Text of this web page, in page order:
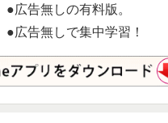
●広告無しの有料版。
●広告無しで集中学習！